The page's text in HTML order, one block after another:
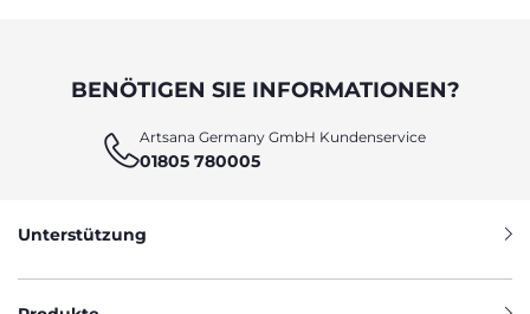
BENÖTIGEN SIE INFORMATIONEN?
Artsana Germany GmbH Kundenservice
01805 780005
Unterstützung